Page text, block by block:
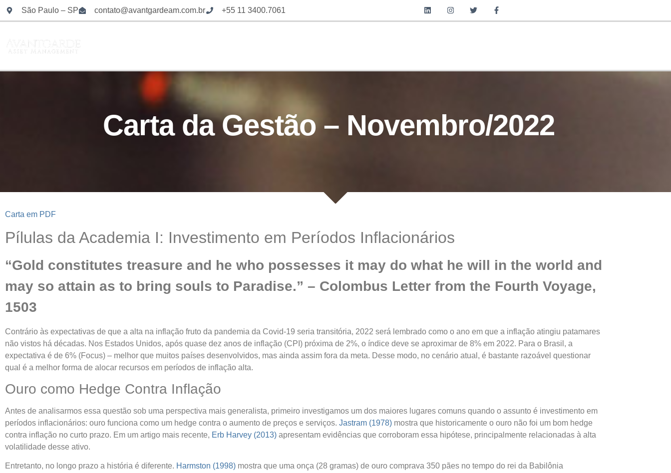
São Paulo – SP contato@avantgardeam.com.br +55 11 3400.7061
Carta da Gestão – Novembro/2022
Carta em PDF
Pílulas da Academia I: Investimento em Períodos Inflacionários
“Gold constitutes treasure and he who possesses it may do what he will in the world and
may so attain as to bring souls to Paradise.” – Colombus Letter from the Fourth Voyage,
1503
Contrário às expectativas de que a alta na inflação fruto da pandemia da Covid-19 seria transitória, 2022 será lembrado como o ano em que a inflação atingiu patamares
não vistos há décadas. Nos Estados Unidos, após quase dez anos de inflação (CPI) próxima de 2%, o índice deve se aproximar de 8% em 2022. Para o Brasil, a
expectativa é de 6% (Focus) – melhor que muitos países desenvolvidos, mas ainda assim fora da meta. Desse modo, no cenário atual, é bastante razoável questionar
qual é a melhor forma de alocar recursos em períodos de inflação alta​​.
Ouro como Hedge Contra Inflação
Antes de analisarmos essa questão sob uma perspectiva mais generalista, primeiro investigamos um dos maiores lugares comuns quando o assunto é investimento em
períodos inflacionários: ouro funciona como um hedge contra o aumento de preços e serviços. Jastram (1978) mostra que historicamente o ouro não foi um bom hedge
contra inflação no curto prazo. Em um artigo mais recente, Erb Harvey (2013) apresentam evidências que corroboram essa hipótese, principalmente relacionadas à alta
volatilidade desse ativo​​.
Entretanto, no longo prazo a história é diferente. Harmston (1998) mostra que uma onça (28 gramas) de ouro comprava 350 pães no tempo do rei da Babilônia